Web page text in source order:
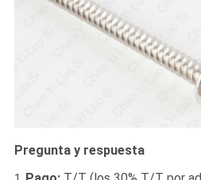
Pregunta y respuesta